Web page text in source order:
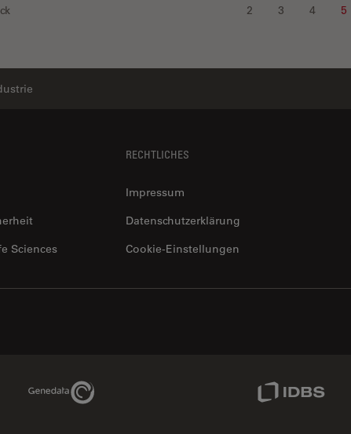
2 3 4 5
Sciences
RECHTLICHES
Impressum
Datenschutzerklärung
Cookie-Einstellungen
Genedata Link